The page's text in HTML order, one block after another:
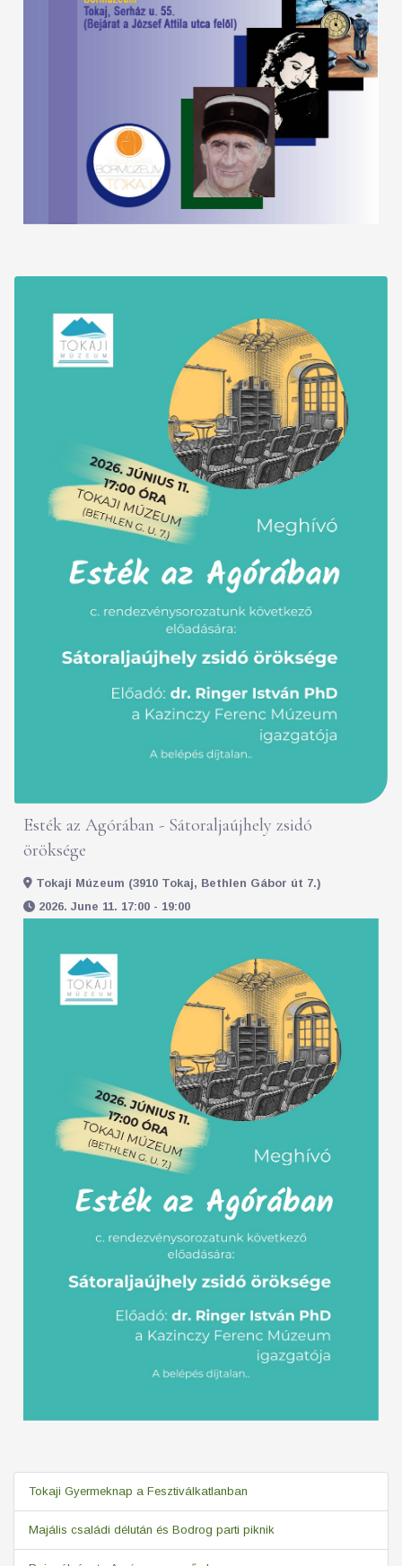
Esték az Agórában - Sátoraljaújhely zsidó
öröksége
Tokaji Múzeum (3910 Tokaj, Bethlen Gábor út 7.)
2026. June 11. 17:00 - 19:00
Tokaji Gyermeknap a Fesztiválkatlanban
Majális családi délután és Bodrog parti piknik